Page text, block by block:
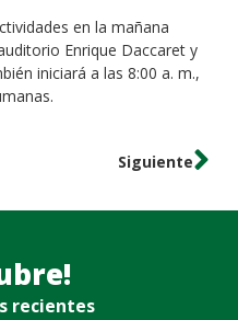
en la mañana
Enrique Daccaret y
iniciará a las 8:00 a. m.,
Siguiente
recientes